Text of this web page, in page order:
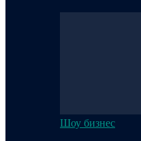
Шоу бизнес